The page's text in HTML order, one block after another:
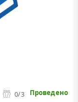
0/3 Проведено